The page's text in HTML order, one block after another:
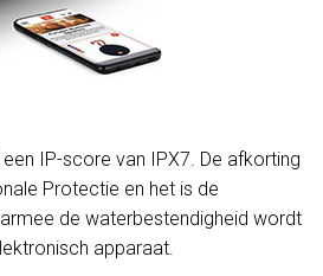
IP-score van IPX7. De afkorting
Protectie en het is de
de waterbestendigheid wordt
apparaat.